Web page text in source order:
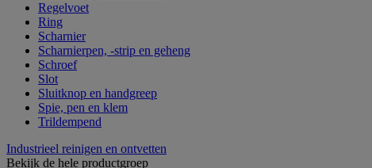
Regelvoet
Ring
Scharnier
Scharnierpen, -strip en geheng
Schroef
Slot
Sluitknop en handgreep
Spie, pen en klem
Trildempend
Industrieel reinigen en ontvetten
Bekijk de hele productgroep